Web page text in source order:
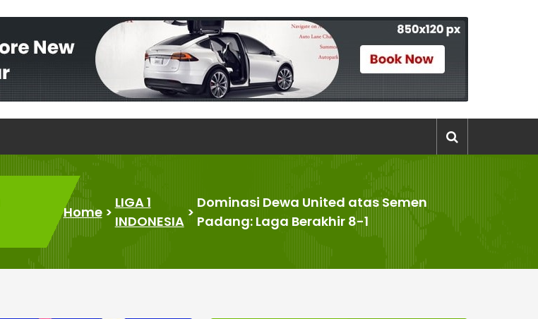
Home>
LIGA 1
INDONESIA
>
Dominasi Dewa United atas Semen
Padang: Laga Berakhir 8-1